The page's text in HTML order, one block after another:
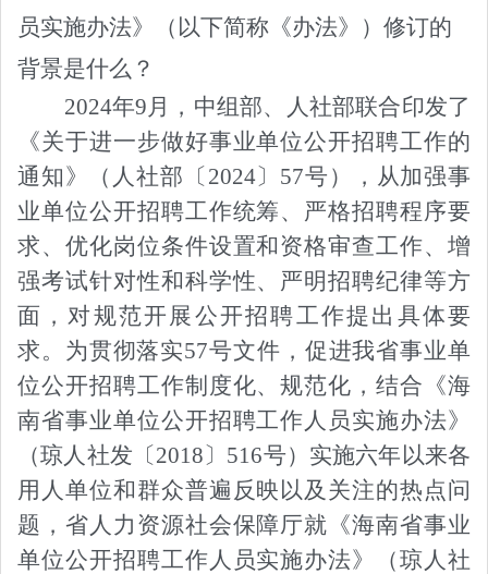
员实施办法》（以下简称《办法》） 修订的
背景是什么？
2024年9月，中组部、人社部联合印发了
《关于进一步做好事业单位公开招聘工作的
通知》（人社部〔2024〕57号），从加强事
业单位公开招聘工作统筹、严格招聘程序要
求、优化岗位条件设置和资格审查工作、增
强考试针对性和科学性、严明招聘纪律等方
面，对规范开展公开招聘工作提出具体要
求。为贯彻落实57号文件，促进我省事业单
位公开招聘工作制度化、规范化，结合《海
南省事业单位公开招聘工作人员实施办法》
（琼人社发〔2018〕516号）实施六年以来各
用人单位和群众普遍反映以及关注的热点问
题，省人力资源社会保障厅就《海南省事业
单位公开招聘工作人员实施办法》（琼人社